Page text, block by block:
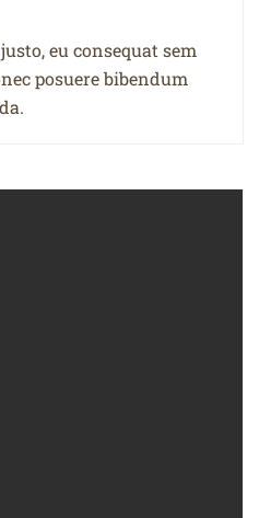
eu consequat sem
posuere bibendum